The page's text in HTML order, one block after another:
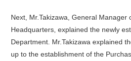
Next, Mr.Takizawa, General Manager
Headquarters, explained the newly
Department. Mr.Takizawa explained
up to the establishment of the